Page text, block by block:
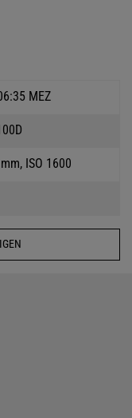
MEZ
ISO 1600